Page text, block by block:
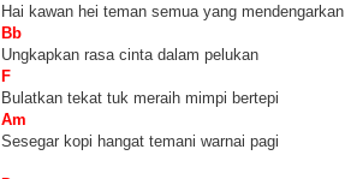
Hai kawan hei teman semua yang mendengarkan
Bb
Ungkapkan rasa cinta dalam pelukan
F
Bulatkan tekat tuk meraih mimpi bertepi
Am
Sesegar kopi hangat temani warnai pagi